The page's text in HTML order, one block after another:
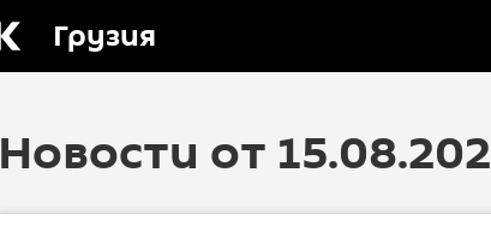
Грузия
Новости от